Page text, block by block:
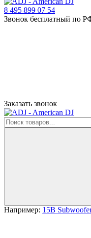
8 495 899 07 54
Звонок бесплатный по
Заказать звонок
Например: 15B